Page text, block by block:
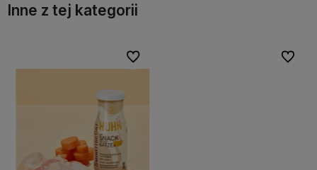
Inne z tej kategorii
Do ulubionych
Do ulubionych Do
Do